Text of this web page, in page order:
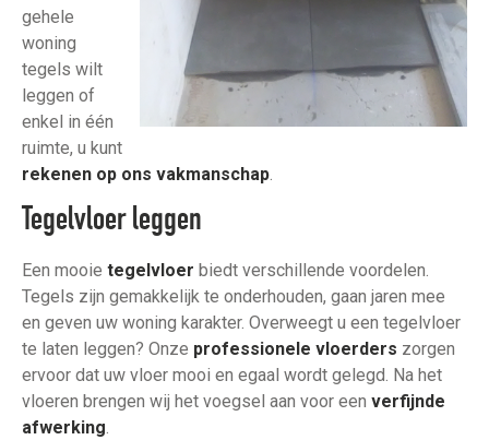
gehele
woning
tegels wilt
leggen of
enkel in één
ruimte, u kunt
rekenen op ons vakmanschap.
Tegelvloer leggen
Een mooie tegelvloer biedt verschillende voordelen.
Tegels zijn gemakkelijk te onderhouden, gaan jaren mee
en geven uw woning karakter. Overweegt u een tegelvloer
te laten leggen? Onze professionele vloerders zorgen
ervoor dat uw vloer mooi en egaal wordt gelegd. Na het
vloeren brengen wij het voegsel aan voor een verfijnde
afwerking.